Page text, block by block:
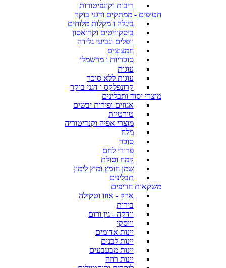
ריבות וקונפיטורות
חטיפים - ממתקים ודגני בוקר
ביגלה ו מקלות מלוחים
ביסקוויטים וקרואסון
וופלים וגביעי גלידה
חמצוצים
סוכריות ו מרשמלו
עוגות
עוגות ללא סוכר
קרונפלקס ו דגני בוקר
מוצרי יסוד ותבלינים
אגוזים ופירות יבשים
טורטיות
מוצרי אפיה וקנדיטוריה
מלח
סוכר
פרורי לחם
קמח וסולת
שמן חומץ ומיץ לימון
תבלינים
משקאות חריפים
ארק - אוזו וטקילה
בירות
וודקה - גין ורום
וויסקי
יינות אדומים
יינות לבנים
יינות מבעבעים
יינות רוזה